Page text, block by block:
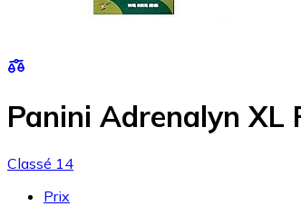
Panini Adrenalyn XL
Classé 14
Prix